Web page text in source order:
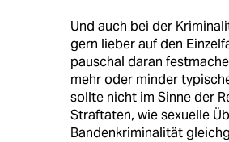
Und auch bei der
gern lieber auf den
pauschal daran
mehr oder minder
sollte nicht im Sinne der
Straftaten, wie sexuelle
Bandenkriminalität